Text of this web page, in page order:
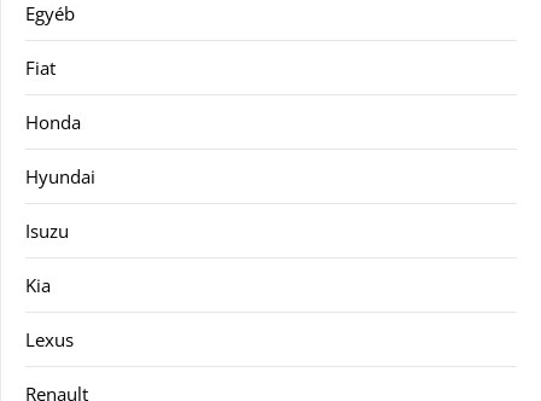
Egyéb
Fiat
Honda
Hyundai
Isuzu
Kia
Lexus
Renault